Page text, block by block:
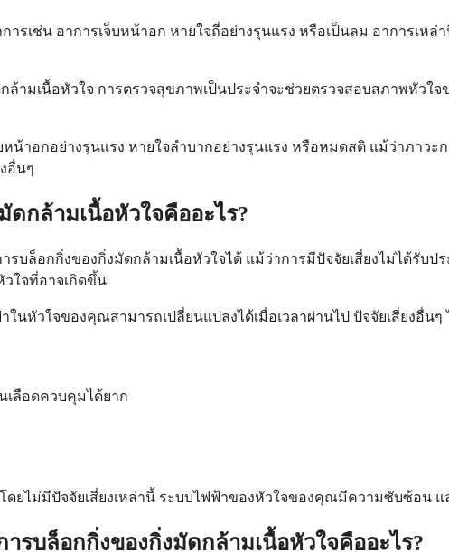
ช่น อาการเจ็บหน้าอก หายใจถี่อย่างรุนแรง หรือเป็นลม อาการเห
ามเนื้อหัวใจ การตรวจสุขภาพเป็นประจำจะช่วยตรวจสอบสภาพหัว
อกอย่างรุนแรง หายใจลำบากอย่างรุนแรง หรือหมดสติ แม้ว่าภาวะ
อื่นๆ
ดกล้ามเนื้อหัวใจคืออะไร?
บล็อกกิ่งของกิ่งมัดกล้ามเนื้อหัวใจได้ แม้ว่าการมีปัจจัยเสี่ยงไม่ได้รับ
ใจที่อาจเกิดขึ้น
นหัวใจของคุณสามารถเปลี่ยนแปลงได้เมื่อเวลาผ่านไป ปัจจัยเสี่ยงอื่นๆ
เลือดควบคุมได้ยาก
ยไม่มีปัจจัยเสี่ยงเหล่านี้ ระบบไฟฟ้าของหัวใจของคุณมีความซับซ้อน แ
รบล็อกกิ่งของกิ่งมัดกล้ามเนื้อหัวใจคืออะไร?